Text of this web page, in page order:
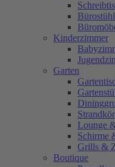
Kinderzimmer
Garten
Lounge
Schirme
Grills &
Boutique